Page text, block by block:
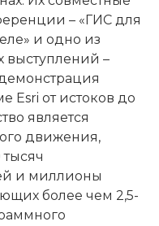
– «ГИС для
и одно из
выступлений –
Esri от истоков до
является
движения,
и миллионы
более чем 2,5-